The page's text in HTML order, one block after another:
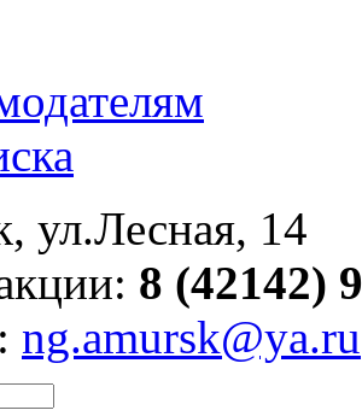
ул.Лесная, 14
8 (42142)
ng.amursk@ya.ru